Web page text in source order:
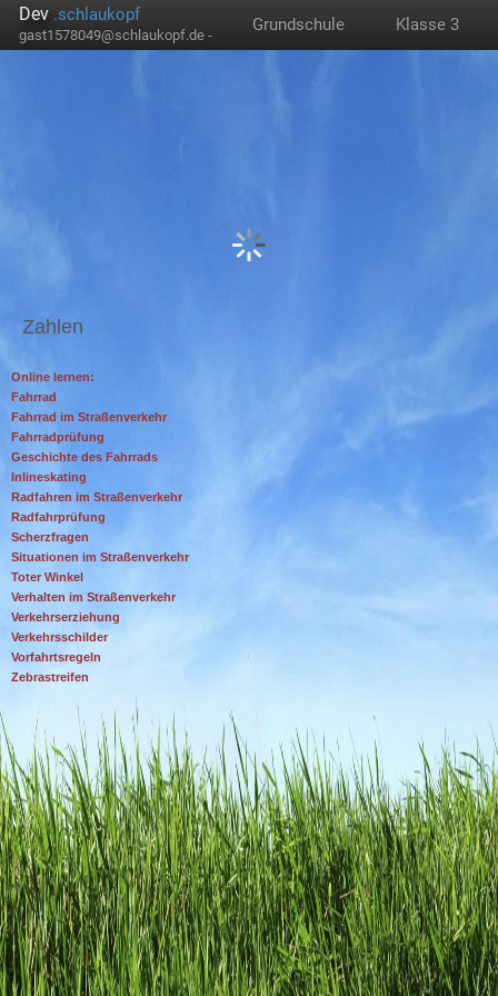
Dev .schlaukopf
gast1578049@schlaukopf.de -
Grundschule Klasse 3
Zahlen
Online lernen:
Fahrrad
Fahrrad im Straßenverkehr
Fahrradprüfung
Geschichte des Fahrrads
Inlineskating
Radfahren im Straßenverkehr
Radfahrprüfung
Scherzfragen
Situationen im Straßenverkehr
Toter Winkel
Verhalten im Straßenverkehr
Verkehrserziehung
Verkehrsschilder
Vorfahrtsregeln
Zebrastreifen